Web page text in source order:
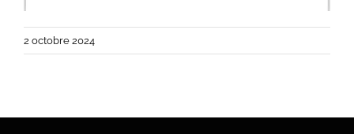
2 octobre 2024